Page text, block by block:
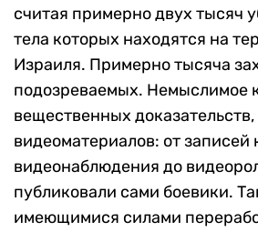
считая примерно двух тысяч
тела которых находятся на
Израиля. Примерно тысяча
подозреваемых. Немыслимое
вещественных
видеоматериалов: от записей
видеонаблюдения до
публиковали сами боевики.
имеющимися силами